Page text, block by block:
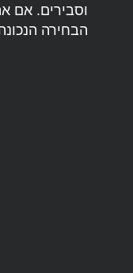
וסבירים. אם
הבחירה